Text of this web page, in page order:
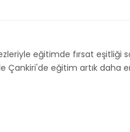
eğitimde fırsat eşitliği
eğitim artık daha